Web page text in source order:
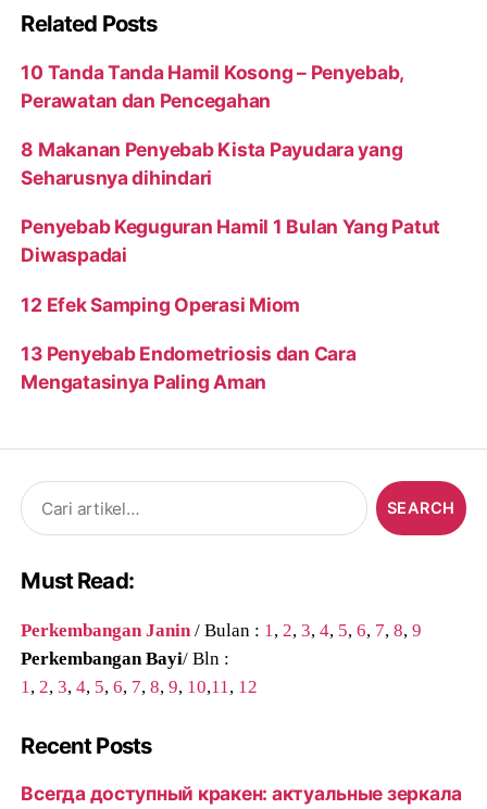
Related Posts
10 Tanda Tanda Hamil Kosong – Penyebab,
Perawatan dan Pencegahan
8 Makanan Penyebab Kista Payudara yang
Seharusnya dihindari
Penyebab Keguguran Hamil 1 Bulan Yang Patut
Diwaspadai
12 Efek Samping Operasi Miom
13 Penyebab Endometriosis dan Cara
Mengatasinya Paling Aman
Search
for:
Must Read:
Perkembangan Janin / Bulan : 1 , 2,3,4, 5,6, 7,8,9
Perkembangan Bayi/ Bln :
1 , 2,3,4, 5,6, 7,8,9, 10,11 , 12
Recent Posts
Всегда доступный кракен: актуальные зеркала